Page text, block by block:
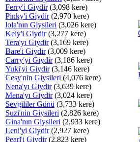
Ferry'i Giydir(3,098 kere)
Pinky'i Giydir(2,970 kere)
lola'nın Giysileri (3,026 kere)
Kely'i Giydir(3,277 kere)
Tera'yı Giydir(3,169 kere)
Bare'i Giydir(3,009 kere)
Carry'yi Giydir(3,186 kere)
Yuki'yi Giydir(3,146 kere)
Cesy'nin Giysileri (4,076 kere)
Nena'yı Giydir(3,639 kere)
Mena'yı Giydir(3,024 kere)
Sevgililer Günü (3,733 kere)
Suzi'nin Giysileri (2,826 kere)
Gina'nın Giysileri (2,933 kere)
Leni'yi Giydir(2,927 kere)
Pearl'i Giydir(2,823 kere)